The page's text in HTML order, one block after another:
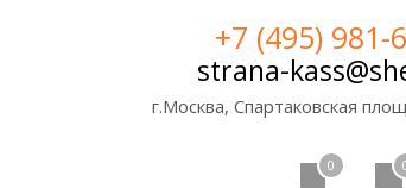
+7 (495) 981-
strana-
г.Москва, Спартаковская
0